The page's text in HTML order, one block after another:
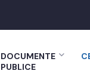
DOCUMENTE
PUBLICE